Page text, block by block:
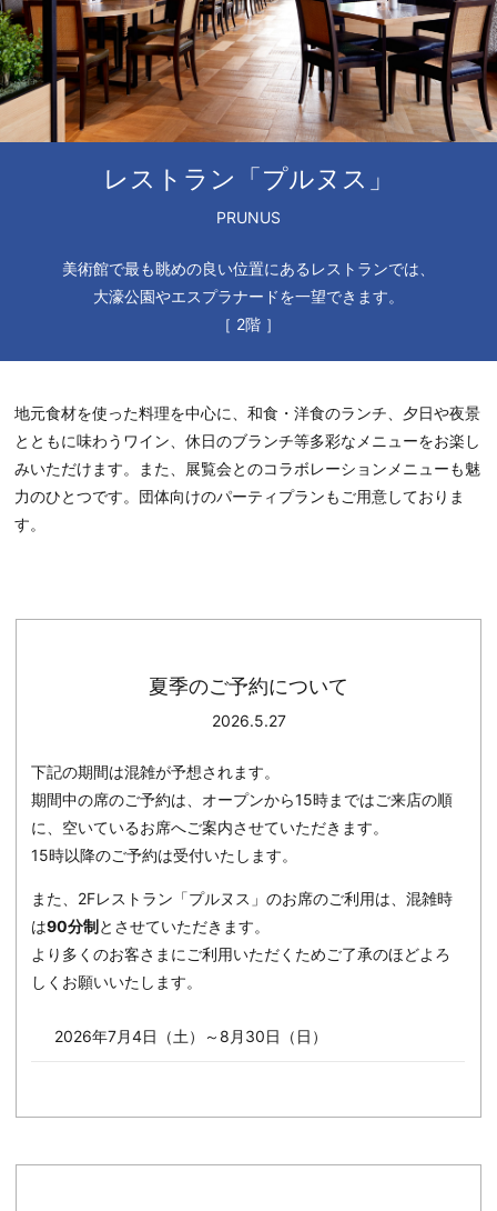
レストラン「プルヌス」
PRUNUS
美術館で最も眺めの良い位置にあるレストランでは、
大濠公園やエスプラナードを一望できます。
［ 2階 ］
地元食材を使った料理を中心に、和食・洋食のランチ、夕日や夜景
とともに味わうワイン、休日のブランチ等多彩なメニューをお楽し
みいただけます。また、展覧会とのコラボレーションメニューも魅
力のひとつです。団体向けのパーティプランもご用意しておりま
す。
夏季のご予約について
2026.5.27
下記の期間は混雑が予想されます。
期間中の席のご予約は、オープンから15時まではご来店の順
に、空いているお席へご案内させていただきます。
15時以降のご予約は受付いたします。
また、2Fレストラン「プルヌス」のお席のご利用は、混雑時
は90分制とさせていただきます。
より多くのお客さまにご利用いただくためご了承のほどよろ
しくお願いいたします。
2026年7月4日（土）～8月30日（日）